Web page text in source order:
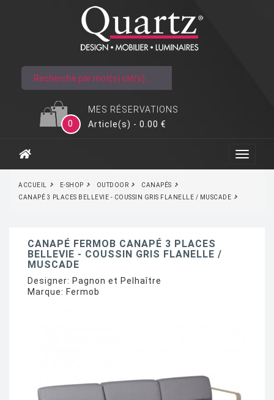
MES RÉSERVATIONS
0
Article(s) - 0.00 €
ACCUEIL E-SHOP OUTDOOR
CANAPÉS
CANAPÉ 3 PLACES BELLEVIE - COUSSIN GRIS FLANELLE / MUSCADE
CANAPÉ FERMOB CANAPÉ 3 PLACES
BELLEVIE - COUSSIN GRIS FLANELLE /
MUSCADE
Designer: Pagnon et Pelhaître
Marque: Fermob